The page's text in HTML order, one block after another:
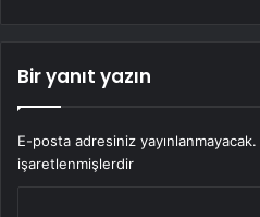
Bir yanıt yazın
E-posta adresiniz yayınlanmayacak.
işaretlenmişlerdir